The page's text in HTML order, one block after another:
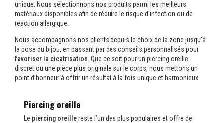
unique. Nous sélectionnons nos produits parmi les meilleurs
matériaux disponibles afin de réduire le risque d’infection ou de
réaction allergique.
Nous accompagnons nos clients depuis le choix de la zone jusqu’à
la pose du bijou, en passant par des conseils personnalisés pour
favoriser la cicatrisation . Que ce soit pour un piercing oreille
discret ou une pièce plus originale sur le corps, nous mettons un
point d’honneur à offrir un résultat à la fois unique et harmonieux.
Piercing oreille
Le piercing oreillereste l’un des plus populaires et offre de